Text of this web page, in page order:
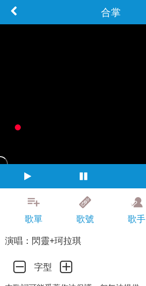
合掌
歌單 歌號 歌手
演唱：閃靈+珂拉琪
字型